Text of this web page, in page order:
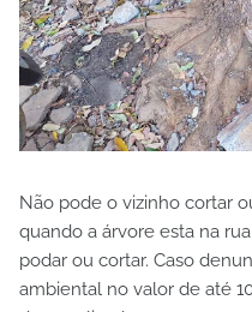
Não pode o vizinho cortar
quando a árvore esta na
podar ou cortar. Caso
ambiental no valor de até